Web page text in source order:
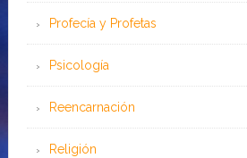
Profecía y Profetas
Psicología
Reencarnación
Religión